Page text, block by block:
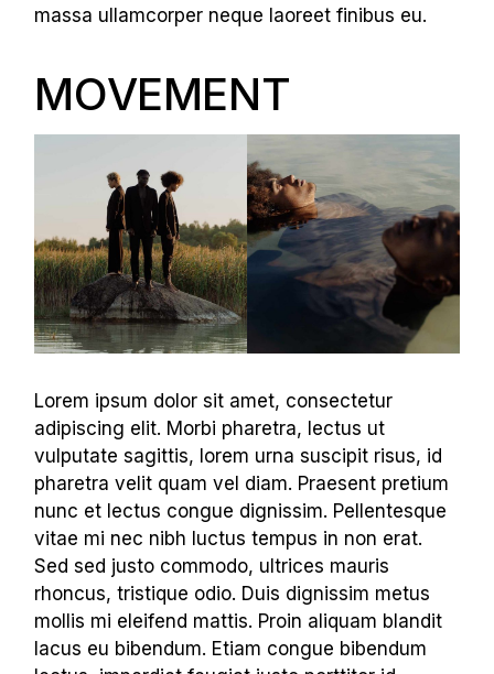
massa ullamcorper neque laoreet finibus eu.
MOVEMENT
Lorem ipsum dolor sit amet, consectetur
adipiscing elit. Morbi pharetra, lectus ut
vulputate sagittis, lorem urna suscipit risus, id
pharetra velit quam vel diam. Praesent pretium
nunc et lectus congue dignissim. Pellentesque
vitae mi nec nibh luctus tempus in non erat.
Sed sed justo commodo, ultrices mauris
rhoncus, tristique odio. Duis dignissim metus
mollis mi eleifend mattis. Proin aliquam blandit
lacus eu bibendum. Etiam congue bibendum